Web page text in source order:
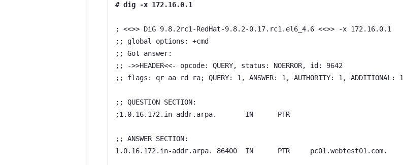
# dig -x 172.16.0.1
; <<>> DiG 9.8.2rc1-RedHat-9.8.2-0.17.rc1.el6_4.6 <<>> -x 172.16.0.1
;; global options: +cmd
;; Got answer:
;; ->>HEADER<<- opcode: QUERY, status: NOERROR, id: 9642
;; flags: qr aa rd ra; QUERY: 1, ANSWER: 1, AUTHORITY: 1, ADDITIONAL: 1
;; QUESTION SECTION:
;1.0.16.172.in-addr.arpa.       IN      PTR
;; ANSWER SECTION:
1.0.16.172.in-addr.arpa. 86400  IN      PTR     pc01.webtest01.com.